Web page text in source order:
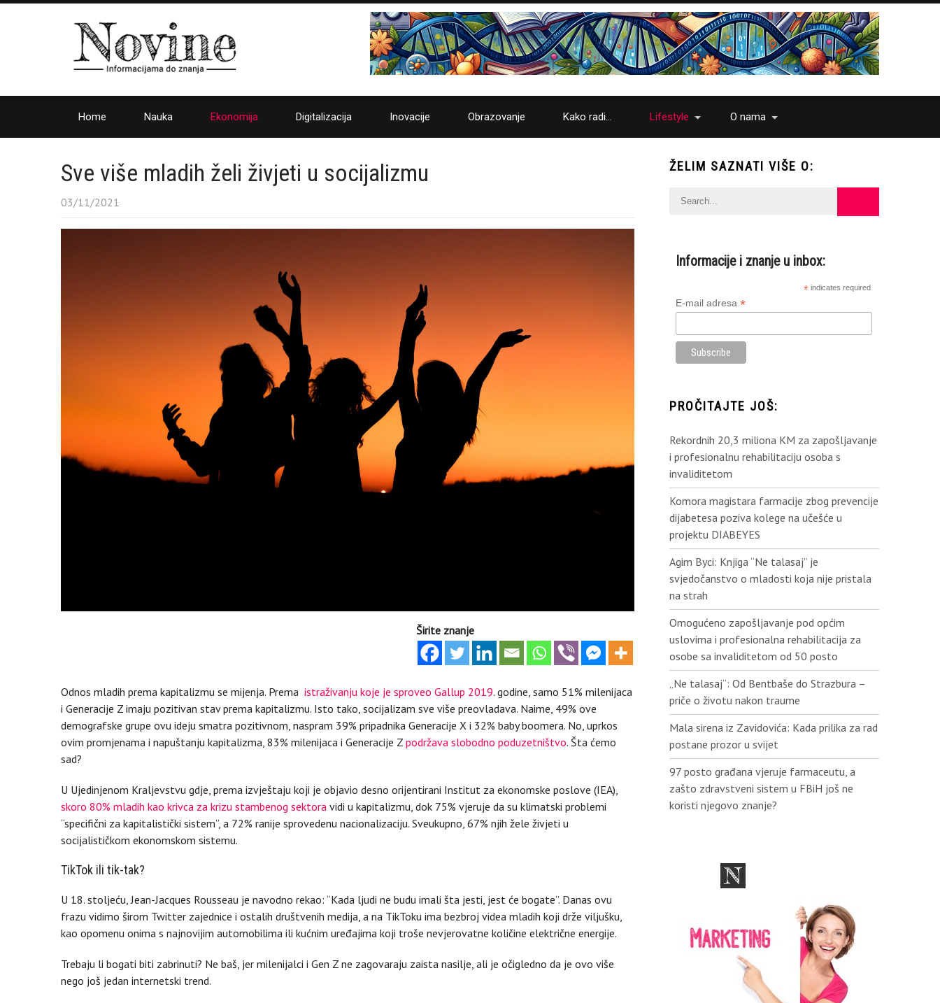
Home Nauka Ekonomija Digitalizacija Inovacije Obrazovanje Kako radi… Lifestyle O nama
Sve više mladih želi živjeti u socijalizmu
03/11/2021
Širite znanje
Odnos mladih prema kapitalizmu se mijenja. Prema istraživanju koje je sproveo Gallup 2019. godine, samo 51% milenijaca
i Generacije Z imaju pozitivan stav prema kapitalizmu. Isto tako, socijalizam sve više preovladava. Naime, 49% ove
demografske grupe ovu ideju smatra pozitivnom, naspram 39% pripadnika Generacije X i 32% baby boomera. No, uprkos
ovim promjenama i napuštanju kapitalizma, 83% milenijaca i Generacije Z podržava slobodno poduzetništvo. Šta ćemo
sad?
U Ujedinjenom Kraljevstvu gdje, prema izvještaju koji je objavio desno orijentirani Institut za ekonomske poslove (IEA),
skoro 80% mladih kao krivca za krizu stambenog sektora vidi u kapitalizmu, dok 75% vjeruje da su klimatski problemi
“specifični za kapitalistički sistem”, a 72% ranije sprovedenu nacionalizaciju. Sveukupno, 67% njih žele živjeti u
socijalističkom ekonomskom sistemu.
TikTok ili tik-tak?
U 18. stoljeću, Jean-Jacques Rousseau je navodno rekao: “Kada ljudi ne budu imali šta jesti, jest će bogate”. Danas ovu
frazu vidimo širom Twitter zajednice i ostalih društvenih medija, a na TikToku ima bezbroj videa mladih koji drže viljušku,
kao opomenu onima s najnovijim automobilima ili kućnim uređajima koji troše nevjerovatne količine električne energije.
Trebaju li bogati biti zabrinuti? Ne baš, jer milenijalci i Gen Z ne zagovaraju zaista nasilje, ali je očigledno da je ovo više
nego još jedan internetski trend.
ŽELIM SAZNATI VIŠE O:
Informacije i znanje u inbox:
* indicates required
E-mail adresa *
PROČITAJTE JOŠ:
Rekordnih 20,3 miliona KM za zapošljavanje
i profesionalnu rehabilitaciju osoba s
invaliditetom
Komora magistara farmacije zbog prevencije
dijabetesa poziva kolege na učešće u
projektu DIABEYES
Agim Byci: Knjiga “Ne talasaj” je
svjedočanstvo o mladosti koja nije pristala
na strah
Omogućeno zapošljavanje pod općim
uslovima i profesionalna rehabilitacija za
osobe sa invaliditetom od 50 posto
„Ne talasaj“: Od Bentbaše do Strazbura –
priče o životu nakon traume
Mala sirena iz Zavidovića: Kada prilika za rad
postane prozor u svijet
97 posto građana vjeruje farmaceutu, a
zašto zdravstveni sistem u FBiH još ne
koristi njegovo znanje?